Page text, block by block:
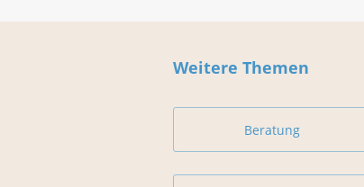
Weitere Themen
Beratung